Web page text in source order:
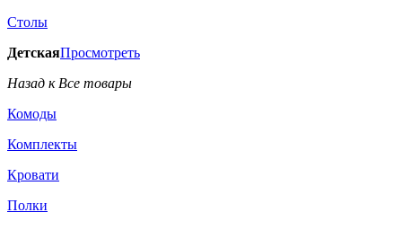
Столы
ДетскаяПросмотреть
Назад к Все товары
Комоды
Комплекты
Кровати
Полки